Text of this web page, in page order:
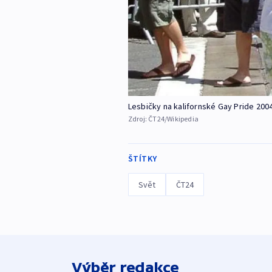
Lesbičky na kalifornské Gay Pride
Zdroj: ČT24/Wikipedia
ŠTÍTKY
Svět ČT24
Výběr redakce